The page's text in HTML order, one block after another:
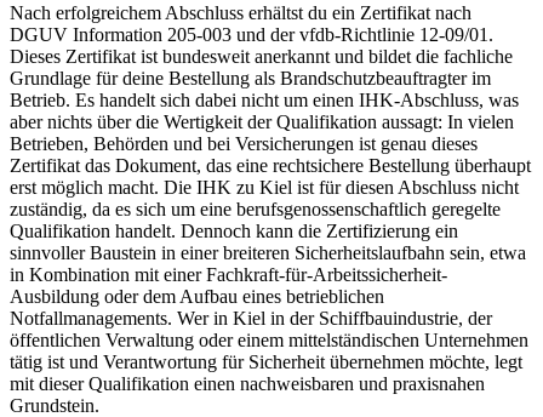
Nach erfolgreichem Abschluss erhältst du ein Zertifikat nach
DGUV Information 205-003 und der vfdb-Richtlinie 12-09/01.
Dieses Zertifikat ist bundesweit anerkannt und bildet die fachliche
Grundlage für deine Bestellung als Brandschutzbeauftragter im
Betrieb. Es handelt sich dabei nicht um einen IHK-Abschluss, was
aber nichts über die Wertigkeit der Qualifikation aussagt: In vielen
Betrieben, Behörden und bei Versicherungen ist genau dieses
Zertifikat das Dokument, das eine rechtsichere Bestellung überhaupt
erst möglich macht. Die IHK zu Kiel ist für diesen Abschluss nicht
zuständig, da es sich um eine berufsgenossenschaftlich geregelte
Qualifikation handelt. Dennoch kann die Zertifizierung ein
sinnvoller Baustein in einer breiteren Sicherheitslaufbahn sein, etwa
in Kombination mit einer Fachkraft-für-Arbeitssicherheit-
Ausbildung oder dem Aufbau eines betrieblichen
Notfallmanagements. Wer in Kiel in der Schiffbauindustrie, der
öffentlichen Verwaltung oder einem mittelständischen Unternehmen
tätig ist und Verantwortung für Sicherheit übernehmen möchte, legt
mit dieser Qualifikation einen nachweisbaren und praxisnahen
Grundstein.